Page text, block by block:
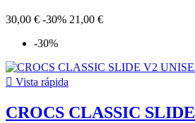
30,00 € -30% 21,00 €
-30%
 Vista rápida
CROCS CLASSIC